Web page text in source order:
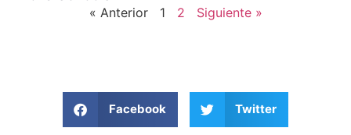
« Anterior 1 2 Siguiente »
Facebook Twitter